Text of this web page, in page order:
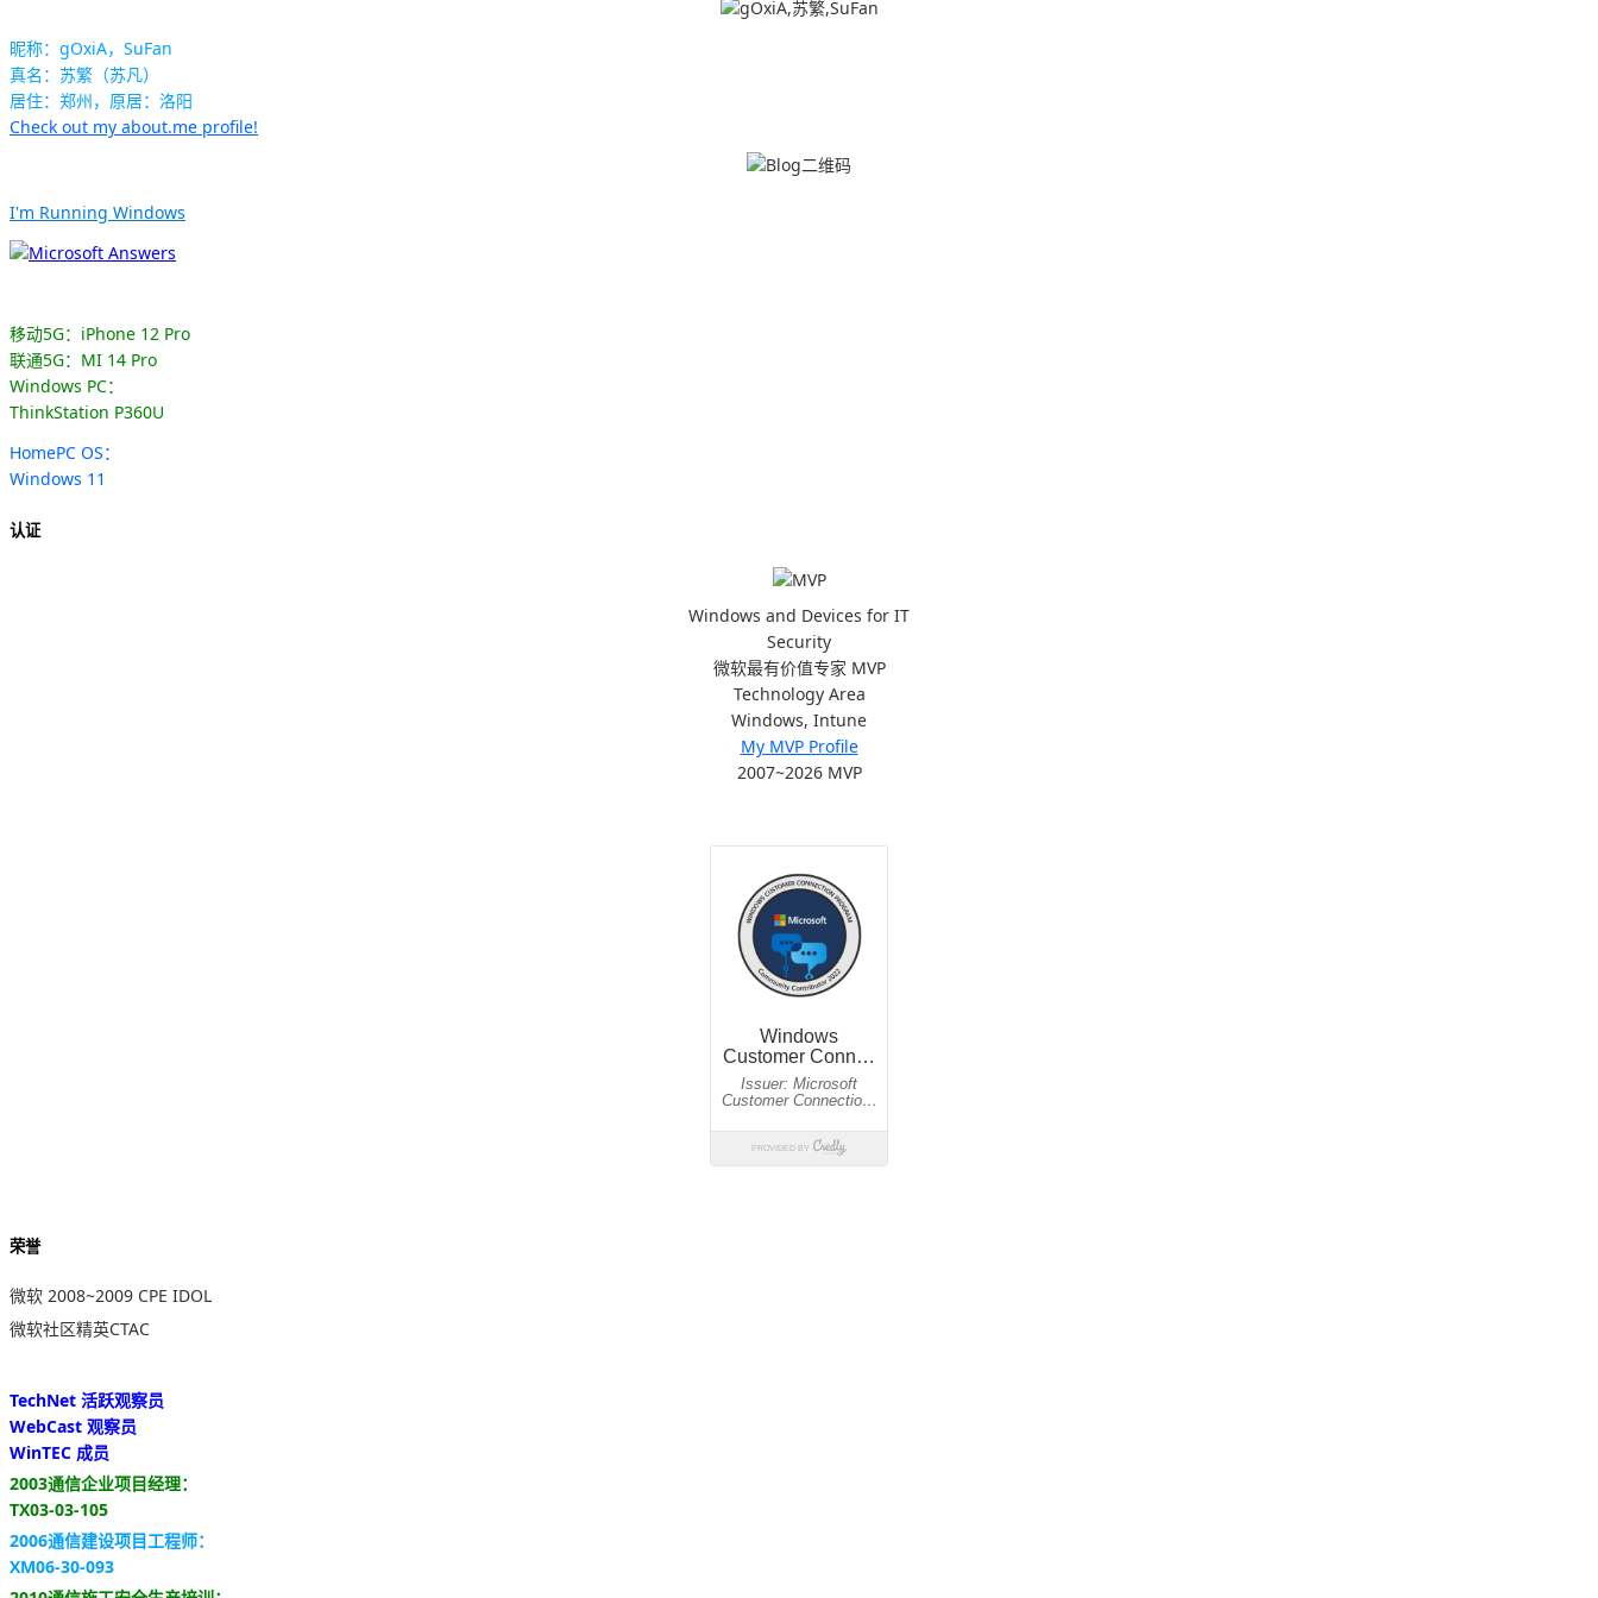
昵称：gOxiA，SuFan
真名：苏繁（苏凡）
居住：郑州，原居：洛阳
Check out my about.me profile!
I'm Running Windows
移动5G：iPhone 12 Pro
联通5G：MI 14 Pro
Windows PC：
ThinkStation P360U
HomePC OS：
Windows 11
认证
Windows and Devices for IT
Security
微软最有价值专家 MVP
Technology Area
Windows, Intune
My MVP Profile
2007~2026 MVP
荣誉
微软 2008~2009 CPE IDOL
微软社区精英CTAC
TechNet 活跃观察员
WebCast 观察员
WinTEC 成员
2003通信企业项目经理：
TX03-03-105
2006通信建设项目工程师：
XM06-30-093